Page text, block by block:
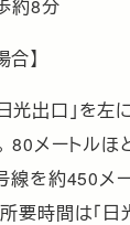
約8分
】
光出口」を左
80メートル
線を約450メ
要時間は「日